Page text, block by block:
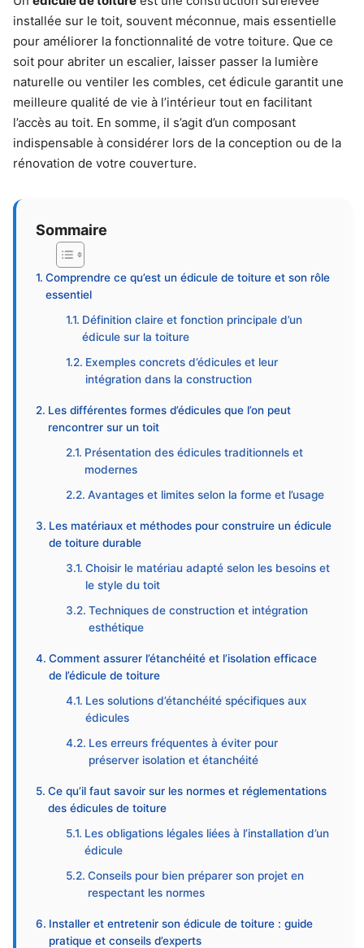
installée sur le toit, souvent méconnue, mais essentielle
pour améliorer la fonctionnalité de votre toiture. Que ce
soit pour abriter un escalier, laisser passer la lumière
naturelle ou ventiler les combles, cet édicule garantit une
meilleure qualité de vie à l’intérieur tout en facilitant
l’accès au toit. En somme, il s’agit d’un composant
indispensable à considérer lors de la conception ou de la
rénovation de votre couverture.
Sommaire
Comprendre ce qu’est un édicule de toiture et son rôle
essentiel
Définition claire et fonction principale d’un
édicule sur la toiture
Exemples concrets d’édicules et leur
intégration dans la construction
Les différentes formes d’édicules que l’on peut
rencontrer sur un toit
Présentation des édicules traditionnels et
modernes
Avantages et limites selon la forme et l’usage
Les matériaux et méthodes pour construire un édicule
de toiture durable
Choisir le matériau adapté selon les besoins et
le style du toit
Techniques de construction et intégration
esthétique
Comment assurer l’étanchéité et l’isolation efficace
de l’édicule de toiture
Les solutions d’étanchéité spécifiques aux
édicules
Les erreurs fréquentes à éviter pour
préserver isolation et étanchéité
Ce qu’il faut savoir sur les normes et réglementations
des édicules de toiture
Les obligations légales liées à l’installation d’un
édicule
Conseils pour bien préparer son projet en
respectant les normes
Installer et entretenir son édicule de toiture : guide
pratique et conseils d’experts